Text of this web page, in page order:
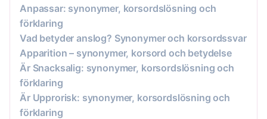
Anpassar: synonymer, korsordslösning och
förklaring
Vad betyder anslog? Synonymer och korsordssvar
Apparition – synonymer, korsord och betydelse
Är Snacksalig: synonymer, korsordslösning och
förklaring
Är Upprorisk: synonymer, korsordslösning och
förklaring